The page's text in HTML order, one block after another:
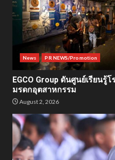
News PR NEWS/Promotion
EGCO Group ดันศูนย์เรียน
มรดกอุตสาหกรรม
August 2, 2026